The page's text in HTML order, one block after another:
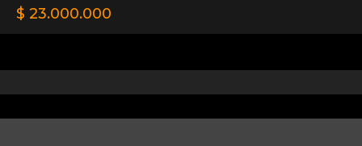
$ 23.000.000